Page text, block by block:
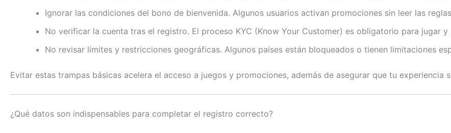
Ignorar las condiciones del bono de bienvenida. Algunos usuarios activan promociones sin leer las
No verificar la cuenta tras el registro. El proceso KYC (Know Your Customer) es obligatorio para jugar
No revisar límites y restricciones geográficas. Algunos países están bloqueados o tienen limitaciones
Evitar estas trampas básicas acelera el acceso a juegos y promociones, además de asegurar que tu experiencia
¿Qué datos son indispensables para completar el registro correcto?